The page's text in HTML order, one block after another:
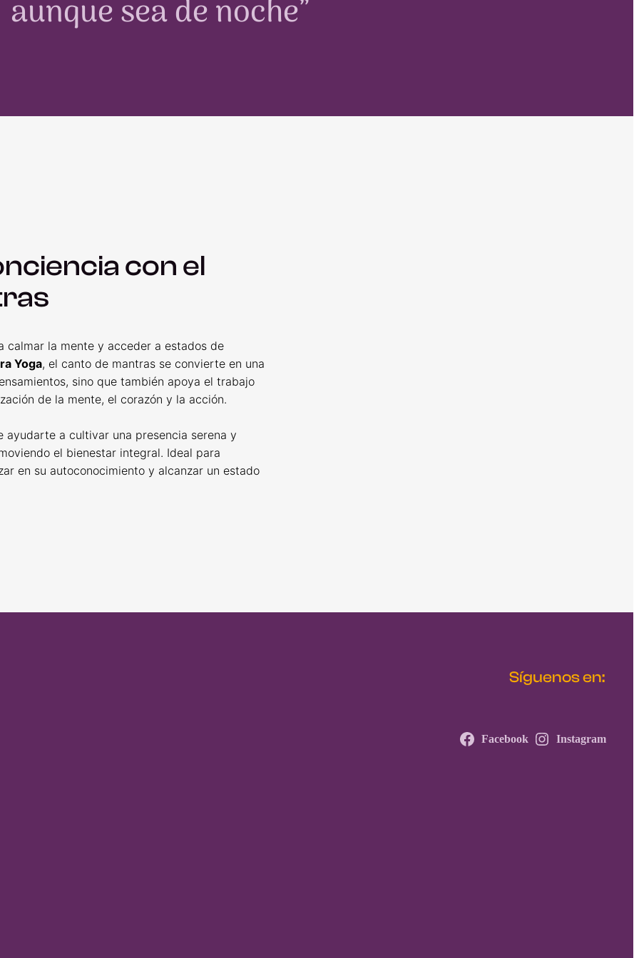
aunque sea de noche”
con el
calmar la mente y acceder a estados de
Yoga, el canto de mantras se convierte en una
sino que también apoya el trabajo
de la mente, el corazón y la acción.
a cultivar una presencia serena y
el bienestar integral. Ideal para
en su autoconocimiento y alcanzar un estado
Síguenos en:
Facebook Instagram